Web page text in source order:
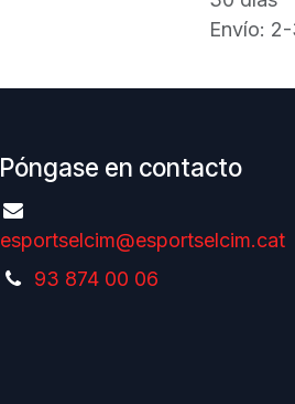
Envío:
Póngase en contacto
esportselcim@esportselcim.cat
93 874 00 06